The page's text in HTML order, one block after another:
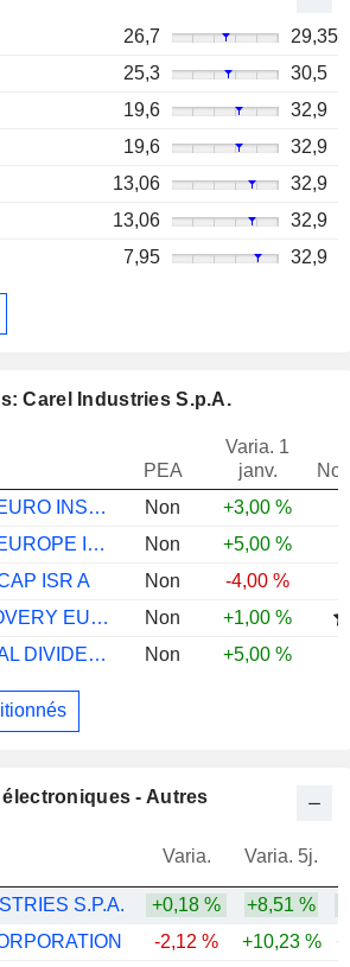
26,7
29,35
25,3
30,5
19,6
32,9
19,6
32,9
13,06
32,9
13,06
32,9
7,95 32,9
Carel Industries S.p.A.
PEA
Varia. 1
janv.
LONVIA MID-CAP EURO INSTITUTIONNAL
Non
+3,00 %
LONVIA MID-CAP EUROPE INSTITUTIONAL
Non
+5,00 %
ISR A
Non
-4,00 %
MIRABAUD-DISCOVERY EUR EX UK N EUR ACC
Non
+1,00 %
MAINFIRST GLOBAL DIVIDENDSTARS A
Non +5,00 %
électroniques - Autres
Varia. Varia. 5j.
S.P.A. +0,18 % +8,51 %
-2,12 % +10,23 %